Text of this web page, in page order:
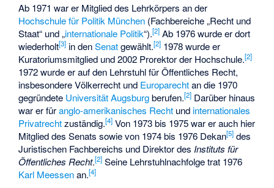
Ab 1971 war er Mitglied des Lehrkörpers an der
Hochschule für Politik München (Fachbereiche „Recht und
Staat“ und „internationale Politik“).[2] Ab 1976 wurde er dort
wiederholt[3] in denSenatgewählt.[2] 1978 wurde er
Kuratoriumsmitglied und 2002 Prorektor der Hochschule.[2]
1972 wurde er auf den Lehrstuhl für Öffentliches Recht,
insbesondere Völkerrecht und Europarechtan die 1970
gegründete Universität Augsburgberufen.[2] Darüber hinaus
war er füranglo-amerikanisches Recht und internationales
Privatrechtzuständig.[4] Von 1973 bis 1975 war er auch hier
Mitglied des Senats sowie von 1974 bis 1976 Dekan[5] des
Juristischen Fachbereichs und Direktor des Instituts für
Öffentliches Recht.[2] Seine Lehrstuhlnachfolge trat 1976
Karl Meessenan.[4]